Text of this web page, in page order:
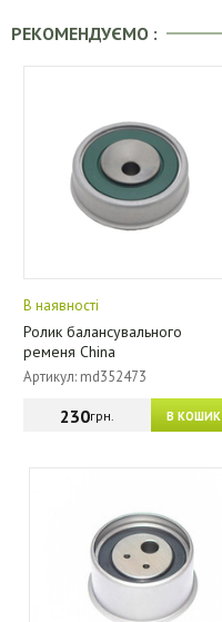
РЕКОМЕНДУЄМО :
В наявності
Ролик балансувального
ременя China
Артикул: md352473
В КОШИК
230грн.